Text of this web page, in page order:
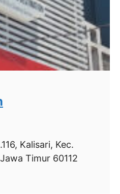
Kalisari, Kec.
Timur 60112